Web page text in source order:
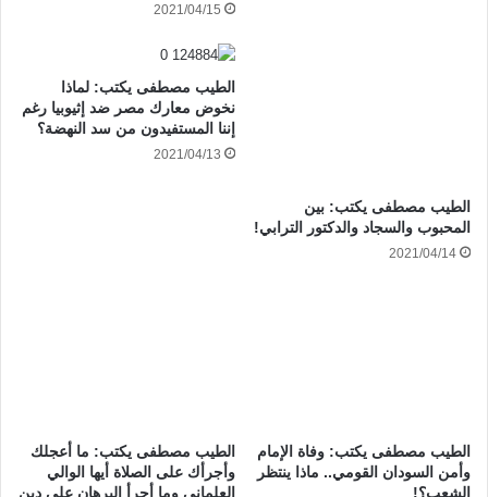
2021/04/15
الطيب مصطفى يكتب: بين
المحبوب والسجاد والدكتور الترابي!
2021/04/14
الطيب مصطفى يكتب: لماذا
نخوض معارك مصر ضد إثيوبيا رغم
إننا المستفيدون من سد النهضة؟
2021/04/13
الطيب مصطفى يكتب: وفاة الإمام
وأمن السودان القومي.. ماذا ينتظر
الشعب؟!
الطيب مصطفى يكتب: ما أعجلك
وأجرأك على الصلاة أيها الوالي
العلماني وما أجرأ البرهان على دين